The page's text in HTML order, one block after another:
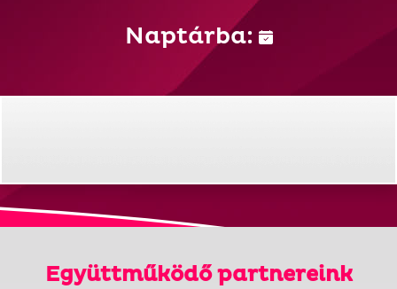
Naptárba:
Együttműködő partnereink